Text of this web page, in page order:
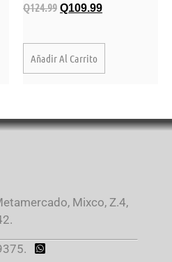
Q124.99 Q109.99
Añadir Al Carrito
Mixco, Z.4,